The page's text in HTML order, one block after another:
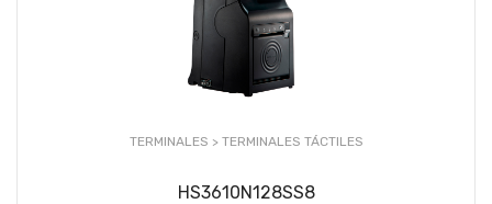
TERMINALES > TERMINALES TÁCTILES
HS3610N128SS8